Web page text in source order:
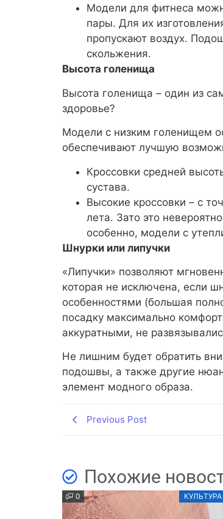
Модели для фитнеса
пары. Для их
пропускают воздух.
скольжения.
Высота голенища
Высота голенища – один из
здоровье?
Модели с низким голенищем
обеспечивают лучшую
Кроссовки средней
сустава.
Высокие кроссовки – с
лета. Зато это
особенно, модели с
Шнурки или липучки
«Липучки» позволяют
которая не исключена, если
особенностями (большая
посадку максимально
аккуратными, не
Не лишним будет обратить
подошвы, а также другие
элемент модного образа.
Previous Post
Похожие
0 КУЛЬТУРА